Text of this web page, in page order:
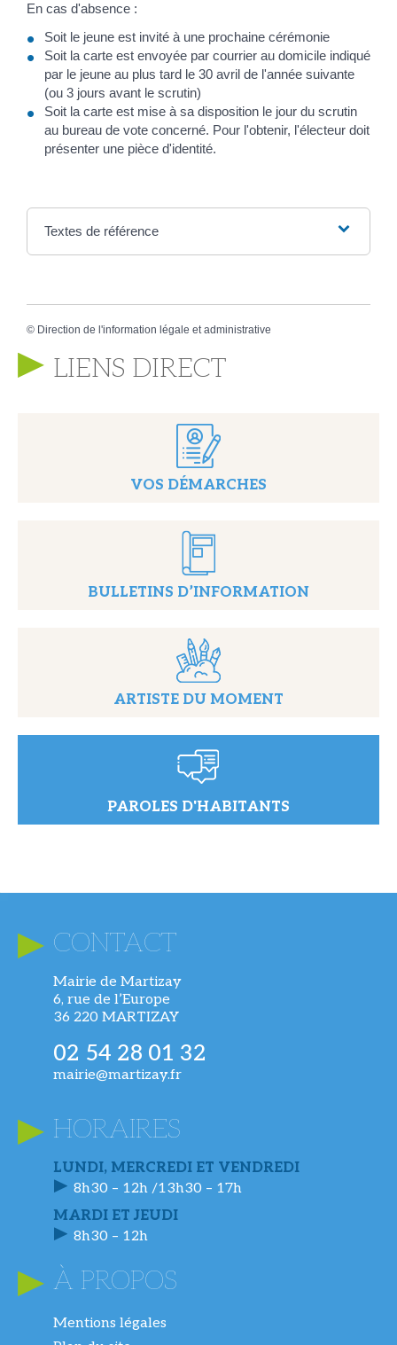
En cas d'absence :
Soit le jeune est invité à une prochaine cérémonie
Soit la carte est envoyée par courrier au domicile indiqué
par le jeune au plus tard le 30 avril de l'année suivante
(ou 3 jours avant le scrutin)
Soit la carte est mise à sa disposition le jour du scrutin
au bureau de vote concerné. Pour l'obtenir, l'électeur doit
présenter une pièce d'identité.
Textes de référence
© Direction de l'information légale et administrative
LIENS DIRECT
VOS DÉMARCHES
BULLETINS D’INFORMATION
ARTISTE DU MOMENT
PAROLES D'HABITANTS
CONTACT
Mairie de Martizay
6, rue de l’Europe
36 220 MARTIZAY
02 54 28 01 32
mairie@martizay.fr
HORAIRES
LUNDI, MERCREDI ET VENDREDI
8h30 – 12h /13h30 – 17h
MARDI ET JEUDI
8h30 – 12h
À PROPOS
Mentions légales